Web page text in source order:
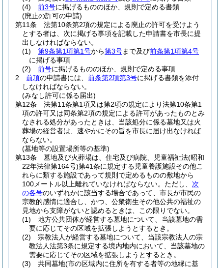
(4)
前3号に掲げるもののほか、規則で定める書類
(廃止の許可の申請)
第11条
法第10条第2項の規定による廃止の許可を受けよう
とする者は、次に掲げる事項を記載した申請書を市長に提
出しなければならない。
(1)
第9条第1項第1号から第3号まで及び前条第1項第4号
に掲げる事項
(2)
前号に掲げるもののほか、規則で定める事項
2
前項の申請書には、 前条第2項第3号に掲げる書類を添付
しなければならない。
(みなし許可に係る届出)
第12条
法第11条第1項又は第2項の規定により法第10条第1
項の許可又は同条第2項の規定による許可があったものとみ
なされる処分があったときは、当該処分に係る墓地又は火
葬場の経営者は、速やかにその旨を市長に届け出なければ
ならない。
(墓地等の設置場所等の基準)
第13条
墓地及び火葬場は、住宅及び病院、児童福祉法(昭和
22年法律第164号)第41条に規定する児童養護施設その他こ
れらに類する施設であって規則で定めるものの敷地から
100メートル以上離れていなければならない。 ただし、 次
の各号のいずれかに該当する場合であって、市長が市民の
宗教的感情に適合し、かつ、公衆衛生その他公共の福祉の
見地から支障がないと認めるときは、この限りでない。
(1)
地方公共団体が経営する墓地について、当該墓地の需
要に応じてその区域を拡張しようとするとき。
(2)
宗教法人が経営する墓地について、当該宗教法人の宗
教法人法第3条に規定する境内地内において、当該墓地の
需要に応じてその区域を拡張しようとするとき。
(3)
共同墓地(市の区域内に住所を有する者等の地縁に基